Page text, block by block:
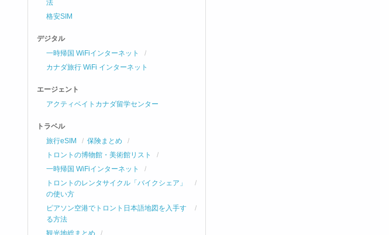
法
格安SIM
デジタル
一時帰国 WiFiインターネット
カナダ旅行 WiFi インターネット
エージェント
アクティベイトカナダ留学センター
トラベル
旅行eSIM
保険まとめ
トロントの博物館・美術館リスト
一時帰国 WiFiインターネット
トロントのレンタサイクル「バイクシェア」
の使い方
ピアソン空港でトロント日本語地図を入手す
る方法
観光地総まとめ